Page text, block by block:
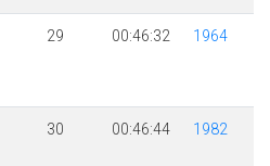
29 00:46:32 1964
30 00:46:44 1982